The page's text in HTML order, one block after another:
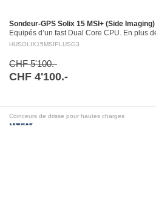
Sondeur-GPS Solix 15 MSI+ (Side Imaging)
Equipés d’un fast Dual Core CPU. En plus
Helix, entre autres le puissant système…
HUSOLIX15MSIPLUSG3
CHF 5'100.-
CHF 4'100.-
Coinceurs de drisse pour hautes charges